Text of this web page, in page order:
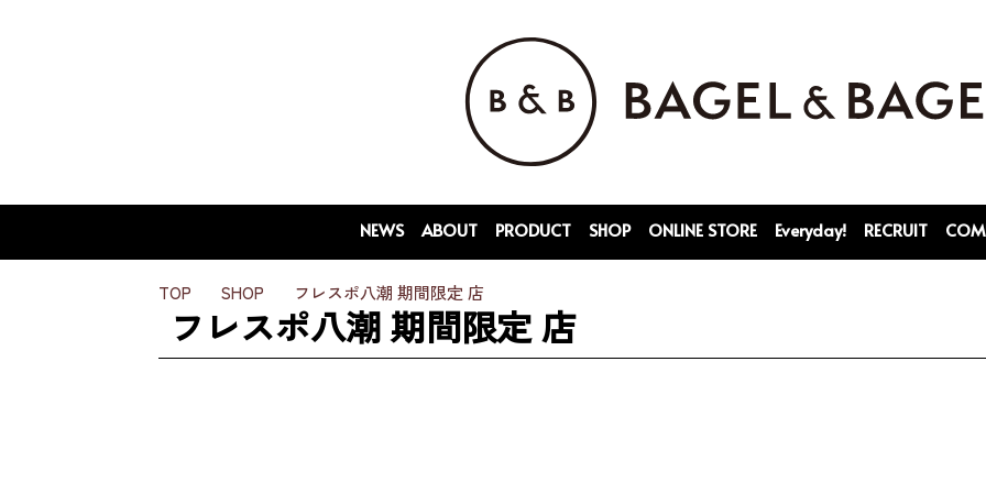
NEWS ABOUT PRODUCT SHOP ONLINE STORE Everyday! RECRUIT
TOP SHOP フレスポ八潮 期間限定 店
フレスポ八潮 期間限定 店